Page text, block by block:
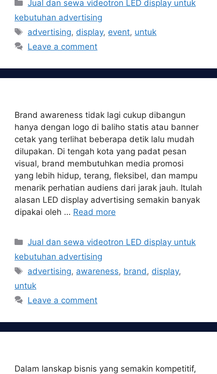
Jual dan sewa videotron LED display untuk
kebutuhan advertising
Tags
advertising, display, event, untuk
Leave a comment
Brand awareness tidak lagi cukup dibangun
hanya dengan logo di baliho statis atau banner
cetak yang terlihat beberapa detik lalu mudah
dilupakan. Di tengah kota yang padat pesan
visual, brand membutuhkan media promosi
yang lebih hidup, terang, fleksibel, dan mampu
menarik perhatian audiens dari jarak jauh. Itulah
alasan LED display advertising semakin banyak
dipakai oleh … Read more
Categories
Jual dan sewa videotron LED display untuk
kebutuhan advertising
Tags
advertising, awareness, brand, display,
untuk
Leave a comment
Dalam lanskap bisnis yang semakin kompetitif,